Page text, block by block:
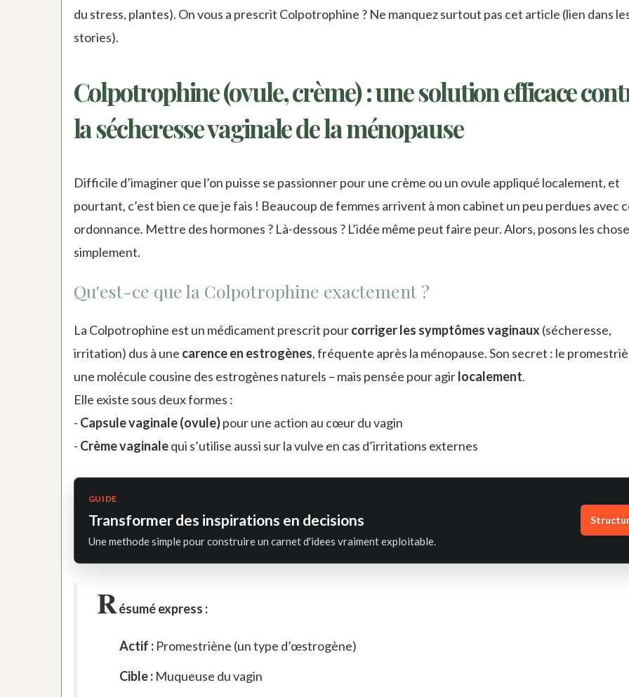
du stress, plantes). On vous a prescrit Colpotrophine ? Ne manquez surtout pas cet article (lien dans
stories).
Colpotrophine (ovule, crème) : une solution efficace
la sécheresse vaginale de la ménopause
Difficile d’imaginer que l’on puisse se passionner pour une crème ou un ovule appliqué localement, et
pourtant, c’est bien ce que je fais ! Beaucoup de femmes arrivent à mon cabinet un peu perdues avec
ordonnance. Mettre des hormones ? Là-dessous ? L’idée même peut faire peur. Alors, posons les
simplement.
Qu'est-ce que la Colpotrophine exactement ?
La Colpotrophine est un médicament prescrit pourcorriger les symptômes vaginaux (sécheresse,
irritation) dus à une carence en estrogènes, fréquente après la ménopause. Son secret : le
une molécule cousine des estrogènes naturels – mais pensée pour agirlocalement.
Elle existe sous deux formes :
- Capsule vaginale (ovule)pour une action au cœur du vagin
- Crème vaginalequi s’utilise aussi sur la vulve en cas d’irritations externes
GUIDE
Transformer des inspirations en decisions
Une methode simple pour construire un carnet d'idees vraiment exploitable.
Résumé express :
Actif :Promestriène (un type d’œstrogène)
Cible :Muqueuse du vagin